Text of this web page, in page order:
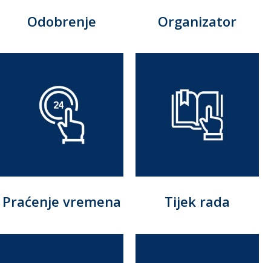
Odobrenje Organizator
Praćenje vremena Tijek rada